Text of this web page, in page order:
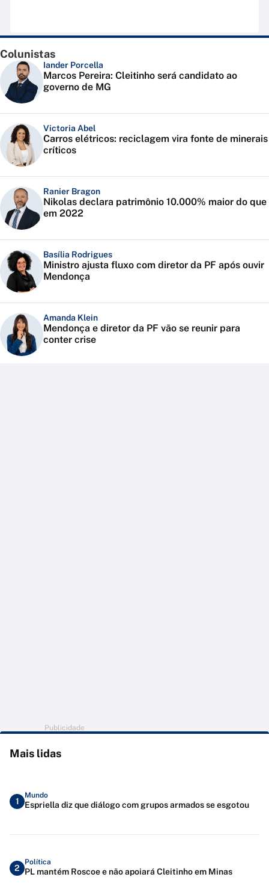
Colunistas
Iander Porcella
Marcos Pereira: Cleitinho será candidato ao
governo de MG
Victoria Abel
Carros elétricos: reciclagem vira fonte de minerais
críticos
Ranier Bragon
Nikolas declara patrimônio 10.000% maior do que
em 2022
Basília Rodrigues
Ministro ajusta fluxo com diretor da PF após ouvir
Mendonça
Amanda Klein
Mendonça e diretor da PF vão se reunir para
conter crise
Publicidade
Mais lidas
1
Mundo
Espriella diz que diálogo com grupos armados se esgotou
2
Política
PL mantém Roscoe e não apoiará Cleitinho em Minas